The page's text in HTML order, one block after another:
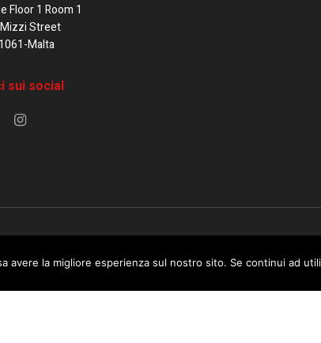
Floor 1 Room 1
Mizzi Street
Malta
sui social
di Malta / Fortissimo Ltd
to use this website you are giving consent to cookies being
avere la migliore esperienza sul nostro sito. Se continui ad